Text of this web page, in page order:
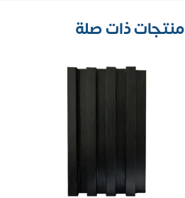
منتجات ذات صلة